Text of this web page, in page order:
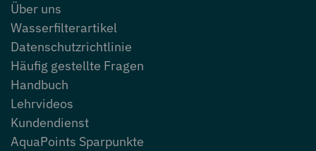
Über uns
Wasserfilterartikel
Datenschutzrichtlinie
Häufig gestellte Fragen
Handbuch
Lehrvideos
Kundendienst
AquaPoints Sparpunkte